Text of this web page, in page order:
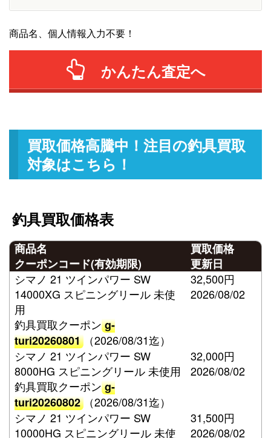
商品名、個人情報入力不要！
かんたん査定へ
買取価格高騰中！注目の釣具買取
対象はこちら！
釣具買取価格表
商品名
クーポンコード(有効期限)
買取価格
更新日
シマノ 21 ツインパワー SW
14000XG スピニングリール 未使
用
釣具買取クーポン g-
turi20260801
（2026/08/31迄）
32,500円
2026/08/02
シマノ 21 ツインパワー SW
8000HG スピニングリール 未使用
釣具買取クーポン g-
turi20260802
（2026/08/31迄）
32,000円
2026/08/02
シマノ 21 ツインパワー SW
10000HG スピニングリール 未使
31,500円
2026/08/02